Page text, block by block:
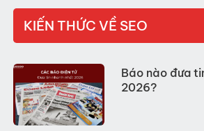
KIẾN THỨC VỀ SEO
Báo nào đưa
2026?